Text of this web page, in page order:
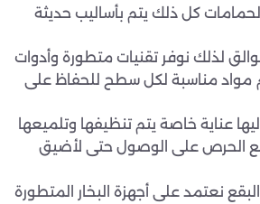
كل ذلك يتم بأساليب حديثة
لذلك نوفر تقنيات متطورة وأدوات
مواد مناسبة لكل سطح للحفاظ على
عناية خاصة يتم تنظيفها وتلميعها
مع الحرص على الوصول حتى لأضيق
نعتمد على أجهزة البخار المتطورة